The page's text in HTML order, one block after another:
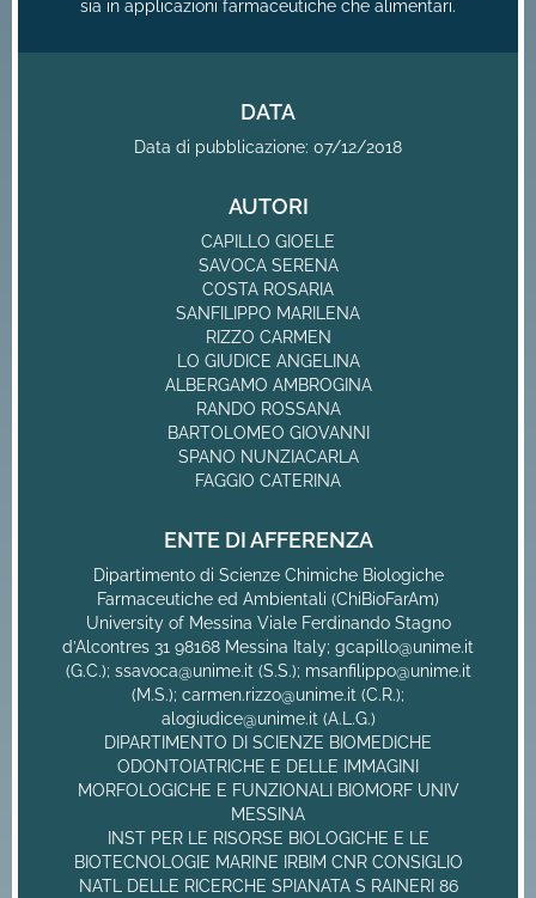
sia in applicazioni farmaceutiche che alimentari.
DATA
Data di pubblicazione: 07/12/2018
AUTORI
CAPILLO GIOELE
SAVOCA SERENA
COSTA ROSARIA
SANFILIPPO MARILENA
RIZZO CARMEN
LO GIUDICE ANGELINA
ALBERGAMO AMBROGINA
RANDO ROSSANA
BARTOLOMEO GIOVANNI
SPANO NUNZIACARLA
FAGGIO CATERINA
ENTE DI AFFERENZA
Dipartimento di Scienze Chimiche Biologiche
Farmaceutiche ed Ambientali (ChiBioFarAm)
University of Messina Viale Ferdinando Stagno
d’Alcontres 31 98168 Messina Italy; gcapillo@unime.it
(G.C.); ssavoca@unime.it (S.S.); msanfilippo@unime.it
(M.S.); carmen.rizzo@unime.it (C.R.);
alogiudice@unime.it (A.L.G.)
DIPARTIMENTO DI SCIENZE BIOMEDICHE
ODONTOIATRICHE E DELLE IMMAGINI
MORFOLOGICHE E FUNZIONALI BIOMORF UNIV
MESSINA
INST PER LE RISORSE BIOLOGICHE E LE
BIOTECNOLOGIE MARINE IRBIM CNR CONSIGLIO
NATL DELLE RICERCHE SPIANATA S RAINERI 86